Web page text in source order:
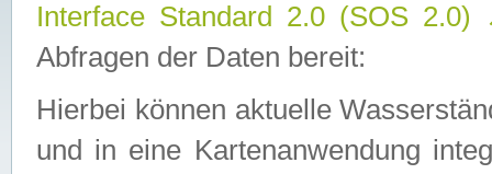
Interface Standard 2.0 (SOS 2.0)
Abfragen der Daten bereit:
Hierbei können aktuelle
und in eine Kartenanwendung